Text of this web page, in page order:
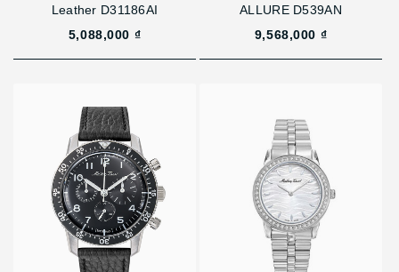
Leather D31186AI
5,088,000 ₫
ALLURE D539AN
9,568,000 ₫